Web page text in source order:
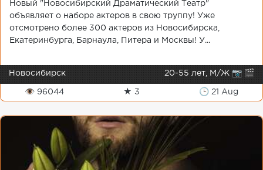
Новый "Новосибирский Драматический Театр"
объявляет о наборе актеров в свою труппу! Уже
отсмотрено более 300 актеров из Новосибирска,
Екатеринбурга, Барнаула, Питера и Москвы! У...
Новосибирск 20-55 лет, М/Ж 📷 🎬
👁 96044 ★ 3 🕒 21 Aug